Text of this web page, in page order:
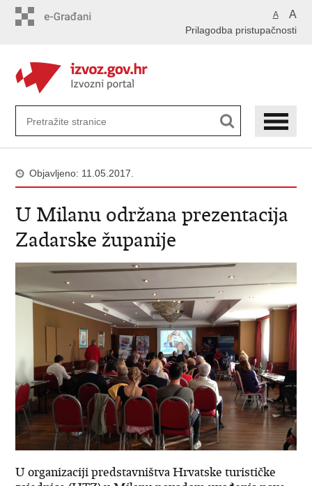
A A
Prilagodba pristupačnosti
Objavljeno: 11.05.2017.
U Milanu održana prezentacija
Zadarske županije
U organizaciji predstavništva Hrvatske turističke